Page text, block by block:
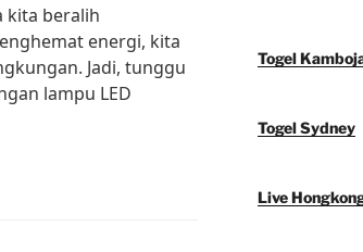
kita beralih
energi, kita
Jadi, tunggu
lampu LED
Togel
Togel Sydney
Live